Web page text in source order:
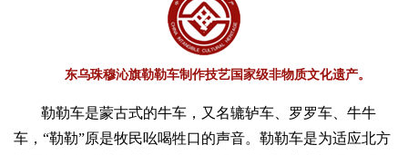
东乌珠穆沁旗勒勒车制作技艺国家级非物质文化遗产。
勒勒车是蒙古式的牛车，又名辘轳车、罗罗车、牛牛
车，“勒勒”原是牧民吆喝牲口的声音。勒勒车是为适应北方